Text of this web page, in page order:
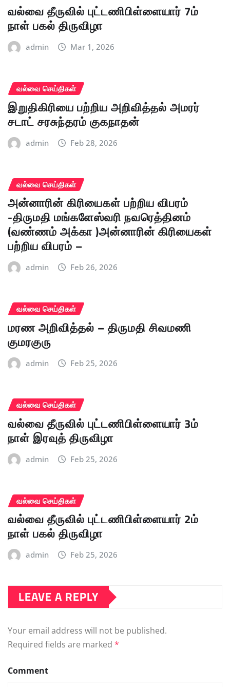
வல்வை தீருவில் புட்டணிபிள்ளையார் 7ம்
நாள் பகல் திருவிழா
admin Mar 1, 2026
வல்வை செய்திகள்
இறுதிகிரியை பற்றிய அறிவித்தல் அமரர்
சடாட் சரசுந்தரம் குகநாதன்
admin Feb 28, 2026
வல்வை செய்திகள்
அன்னாரின் கிரியைகள் பற்றிய விபரம்
-திருமதி மங்களேஸ்வரி நவரெத்தினம்
(வண்ணம் அக்கா )அன்னாரின் கிரியைகள்
பற்றிய விபரம் –
admin Feb 26, 2026
வல்வை செய்திகள்
மரண அறிவித்தல் – திருமதி சிவமணி
குமரகுரு
admin Feb 25, 2026
வல்வை செய்திகள்
வல்வை தீருவில் புட்டணிபிள்ளையார் 3ம்
நாள் இரவுத் திருவிழா
admin Feb 25, 2026
வல்வை செய்திகள்
வல்வை தீருவில் புட்டணிபிள்ளையார் 2ம்
நாள் பகல் திருவிழா
admin Feb 25, 2026
LEAVE A REPLY
Your email address will not be published.
Required fields are marked *
Comment